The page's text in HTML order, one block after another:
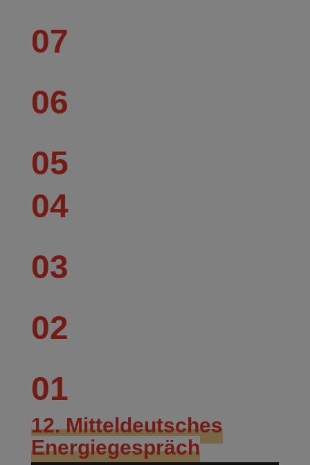
07
06
05
04
03
02
01
12. Mitteldeutsches
Energiegespräch